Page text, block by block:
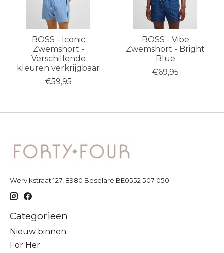
BOSS - Iconic
Zwemshort -
Verschillende
kleuren verkrijgbaar
€59,95
BOSS - Vibe
Zwemshort - Bright
Blue
€69,95
Wervikstraat 127, 8980 Beselare BE0552 507 050
Categorieën
Nieuw binnen
For Her